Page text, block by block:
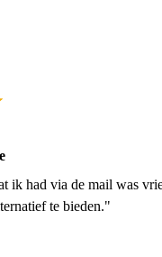
ik had via de mail was
te bieden."